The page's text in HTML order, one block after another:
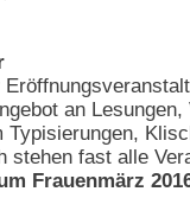
an
stehen fast alle
Frauenmärz